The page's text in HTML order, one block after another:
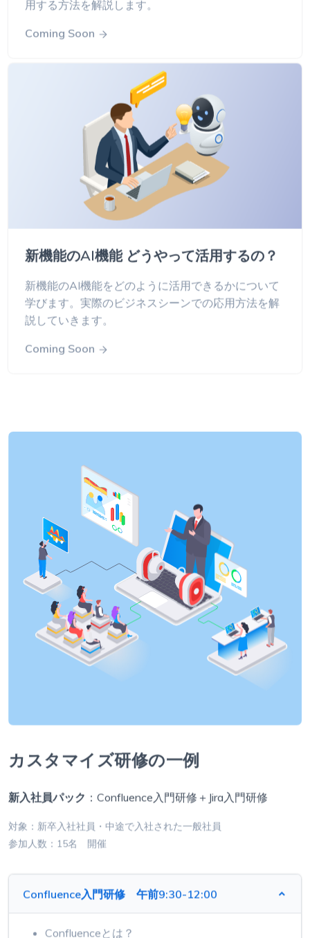
用する方法を解説します。
Coming Soon
新機能のAI機能 どうやって活用するの？
新機能のAI機能をどのように活用できるかについて
学びます。実際のビジネスシーンでの応用方法を解
説していきます。
Coming Soon
対象：新卒入社社員・中途で入社された一般社員
参加人数：15名 開催
Confluenceの構成